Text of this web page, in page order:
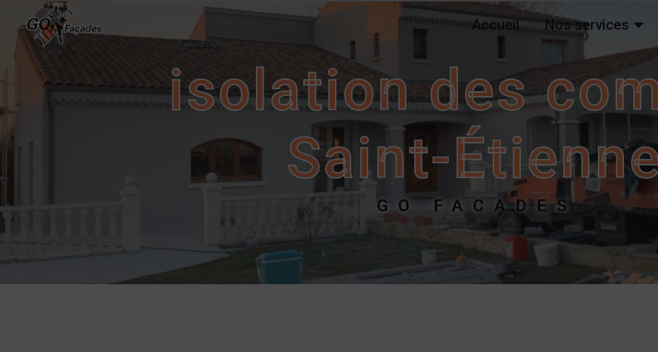
Accueil Nos services
isolation des
Saint-
GO FACADES
Panneau de gestion des cookies